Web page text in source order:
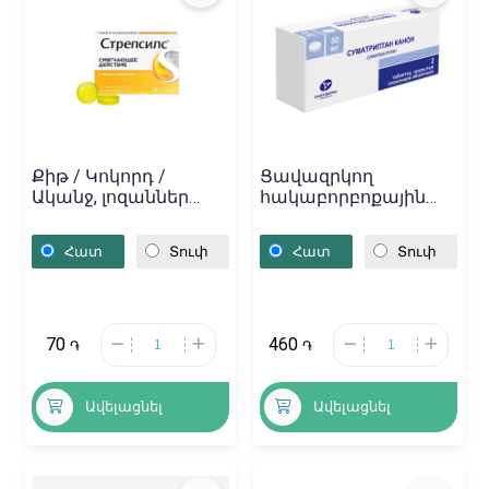
Քիթ / Կոկորդ /
Ականջ, լոզաններ
և Կիտրոնով,
Խորվաթիա
Հատ Տուփ
70 ֏
Ավելացնել
Ցավազրկող
հակաբորբոքային
Դեղահաբեր
«Суматриптин» 50մգ,
Հատ Տուփ
460 ֏
Ավելացնել